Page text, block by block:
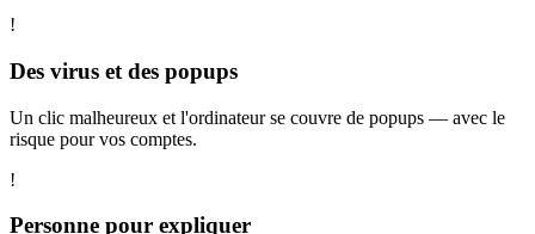
!
Des virus et des popups
Un clic malheureux et l'ordinateur se couvre de popups — avec le
risque pour vos comptes.
!
Personne pour expliquer